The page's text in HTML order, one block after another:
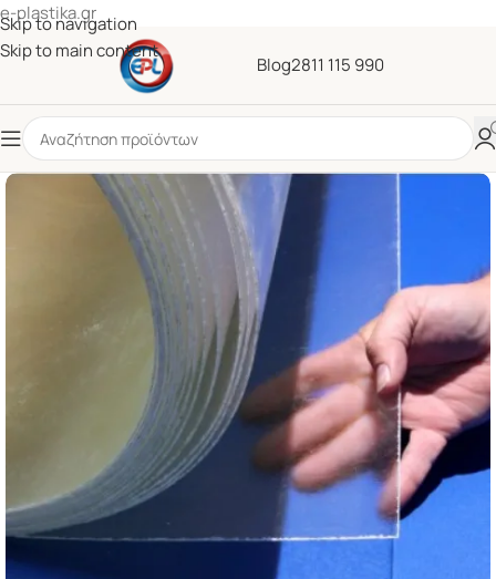
e-plastika.gr
Skip to navigation
Skip to main content
Blog2811 115 990